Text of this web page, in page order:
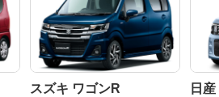
スズキ ワゴンR 日